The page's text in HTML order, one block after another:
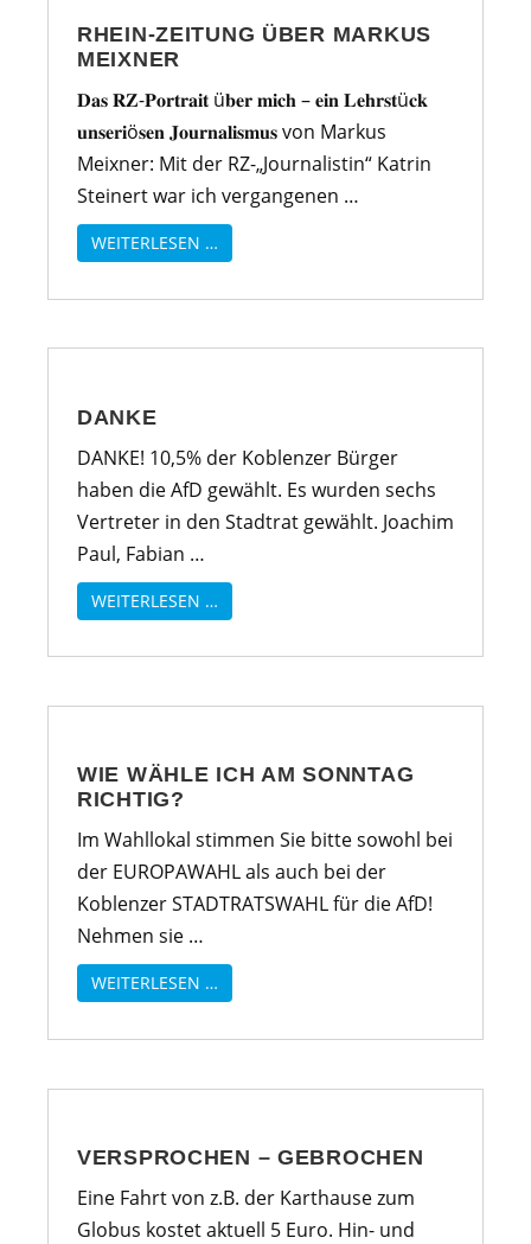
RHEIN-ZEITUNG ÜBER MARKUS
MEIXNER
𝐃𝐚𝐬 𝐑𝐙-𝐏𝐨𝐫𝐭𝐫𝐚𝐢𝐭 ü𝐛𝐞𝐫 𝐦𝐢𝐜𝐡 – 𝐞𝐢𝐧 𝐋𝐞𝐡𝐫𝐬𝐭ü𝐜𝐤
𝐮𝐧𝐬𝐞𝐫𝐢ö𝐬𝐞𝐧 𝐉𝐨𝐮𝐫𝐧𝐚𝐥𝐢𝐬𝐦𝐮𝐬 von Markus
Meixner: Mit der RZ-„Journalistin“ Katrin
Steinert war ich vergangenen …
WEITERLESEN …
DANKE
DANKE! 10,5% der Koblenzer Bürger
haben die AfD gewählt. Es wurden sechs
Vertreter in den Stadtrat gewählt. Joachim
Paul, Fabian …
WEITERLESEN …
WIE WÄHLE ICH AM SONNTAG
RICHTIG?
Im Wahllokal stimmen Sie bitte sowohl bei
der EUROPAWAHL als auch bei der
Koblenzer STADTRATSWAHL für die AfD!
Nehmen sie …
WEITERLESEN …
VERSPROCHEN – GEBROCHEN
Eine Fahrt von z.B. der Karthause zum
Globus kostet aktuell 5 Euro. Hin- und